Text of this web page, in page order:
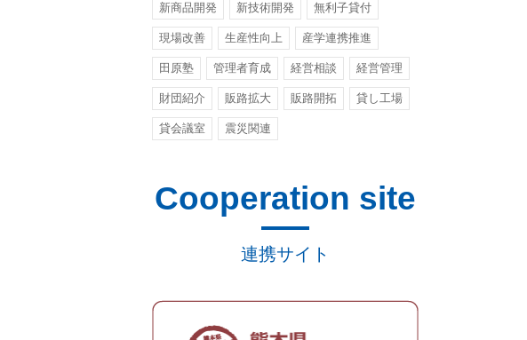
新商品開発 新技術開発 無利子貸付
現場改善 生産性向上 産学連携推進
田原塾 管理者育成 経営相談 経営管理
財団紹介 販路拡大 販路開拓 貸し工場
貸会議室 震災関連
Cooperation site
連携サイト